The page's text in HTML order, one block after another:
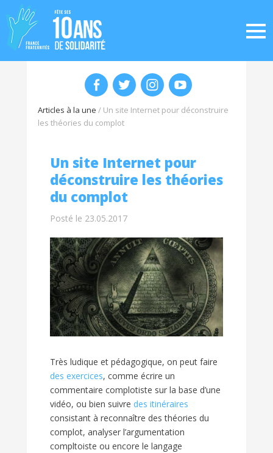
Articles à la une / Un site Internet pour déconstruire
les théories du complot
Un site Internet pour
déconstruire les théories
du complot
Posté le 23.05.2017
Très ludique et pédagogique, on peut faire
des exercices, comme écrire un
commentaire complotiste sur la base d’une
vidéo, ou bien suivre des itinéraires
consistant à reconnaître des théories du
complot, analyser l’argumentation
compltoiste ou encore le langage